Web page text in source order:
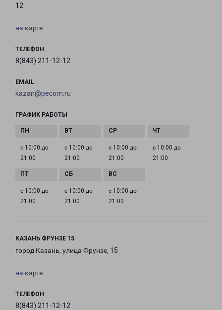
12
на карте
ТЕЛЕФОН
8(843) 211-12-12
EMAIL
kazan@pecom.ru
ГРАФИК РАБОТЫ
с 10:00 до
21:00
с 10:00 до
21:00
с 10:00 до
21:00
с 10:00 до
21:00
с 10:00 до
21:00
с 10:00 до
21:00
с 10:00 до
21:00
КАЗАНЬ ФРУНЗЕ 15
город Казань, улица Фрунзе, 15
на карте
ТЕЛЕФОН
8(843) 211-12-12